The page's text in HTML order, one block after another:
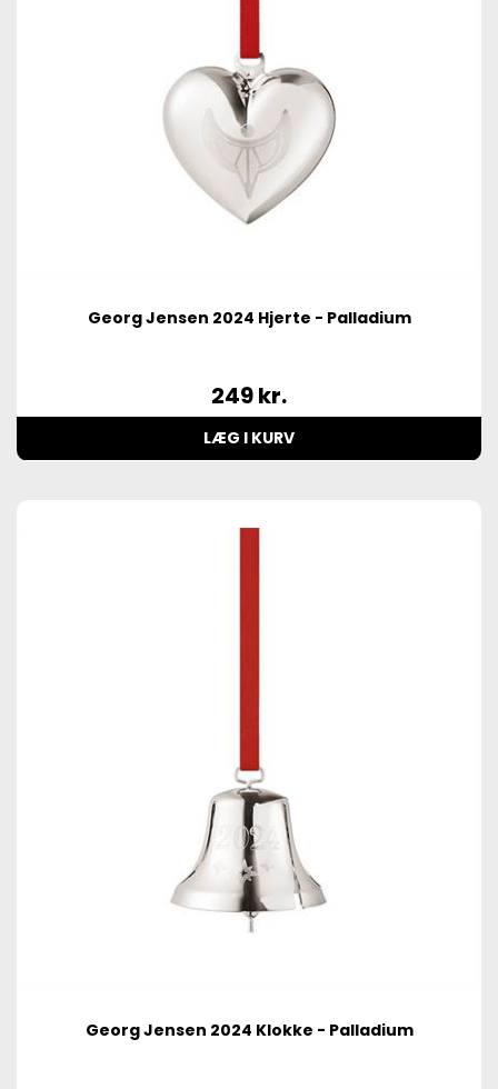
Georg Jensen 2024 Hjerte - Palladium
249kr.
LÆG I KURV
Georg Jensen 2024 Klokke - Palladium